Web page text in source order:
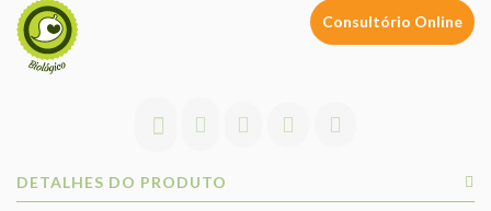
O tomate contém um baixo valor energético (19kcal/100g). É
maioritariamente constiuída por água (93%), fonte de vitamina C e
apresenta um alto teor em vitamina C.
Os frutos e legumes comercializados nas lojas Celeiro são apenas
análises por entidades independentes. Trabalhamos com parceiros
sobretudo portugueses numa relação de proximidade e confiança
Consultório Online
DETALHES DO PRODUTO